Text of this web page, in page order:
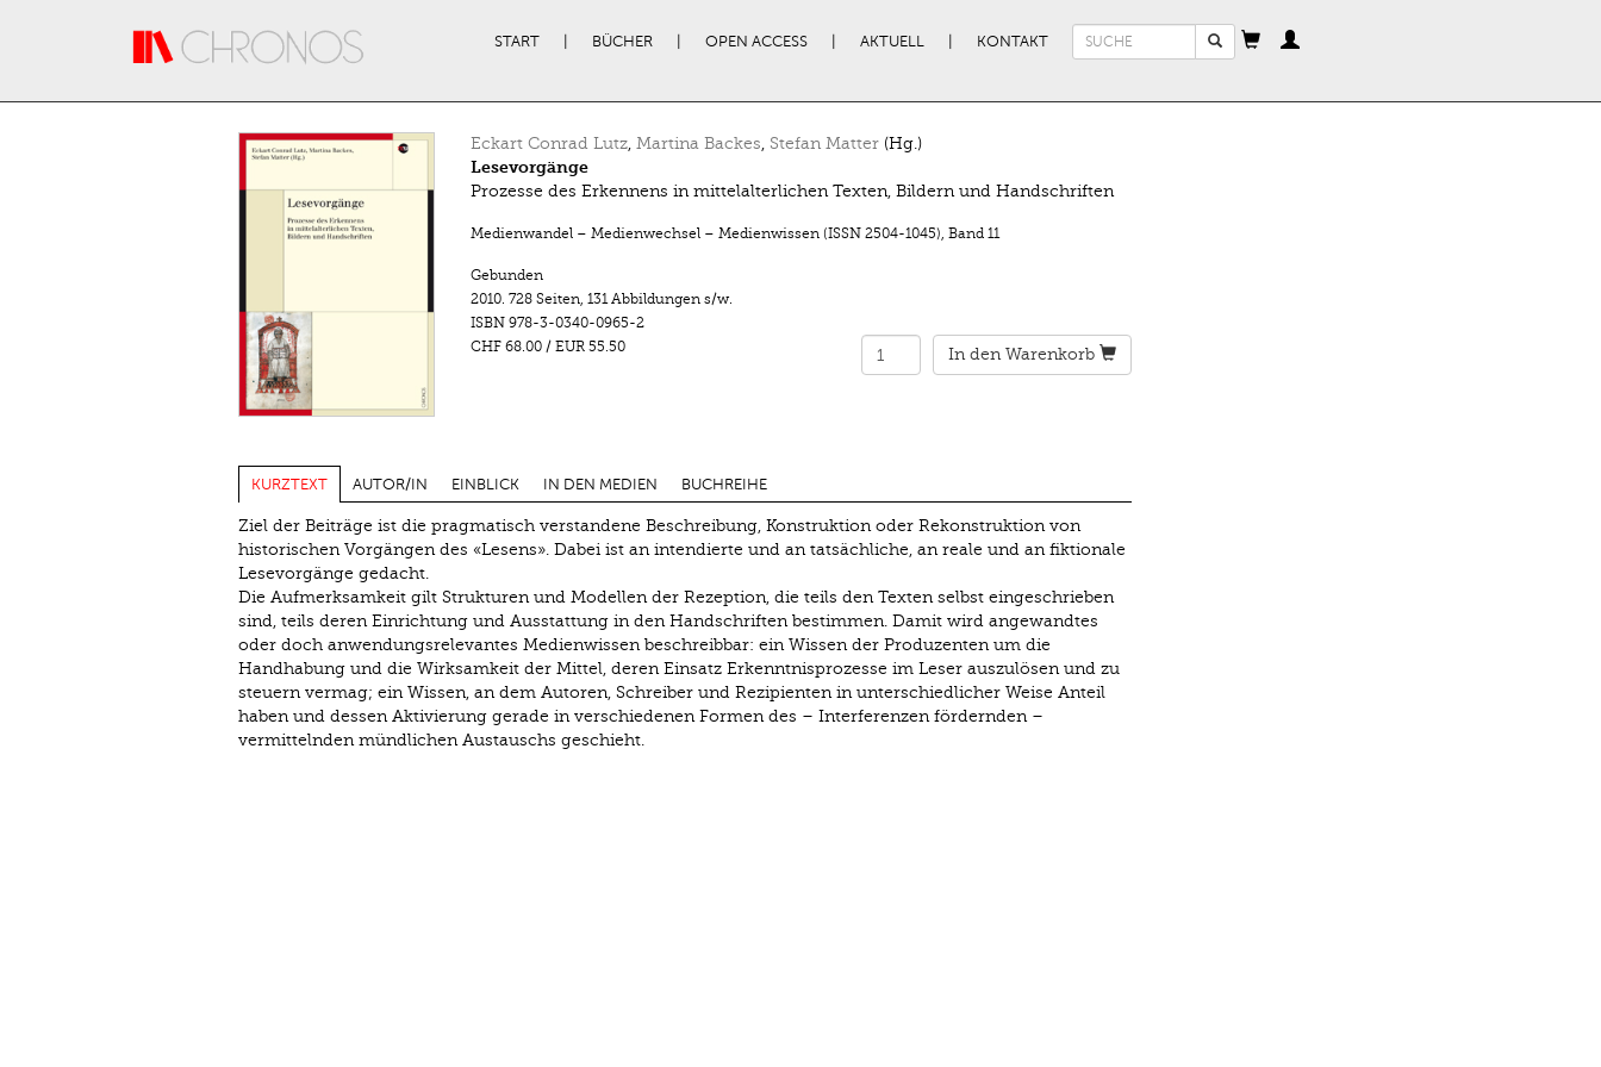
START BÜCHER OPEN ACCESS AKTUELL KONTAKT
Suchformular
Eckart Conrad Lutz, Martina Backes, Stefan Matter(Hg.)
Lesevorgänge
Prozesse des Erkennens in mittelalterlichen Texten, Bildern und Handschriften
Medienwandel – Medienwechsel – Medienwissen (ISSN 2504-1045), Band 11
Gebunden
2010. 728 Seiten, 131 Abbildungen s/w.
ISBN 978-3-0340-0965-2
CHF 68.00/ EUR 55.50 In den Warenkorb
KURZTEXT AUTOR/IN EINBLICK IN DEN MEDIEN BUCHREIHE
Ziel der Beiträge ist die pragmatisch verstandene Beschreibung, Konstruktion oder Rekonstruktion von
historischen Vorgängen des «Lesens». Dabei ist an intendierte und an tatsächliche, an reale und an fiktionale
Lesevorgänge gedacht.
Die Aufmerksamkeit gilt Strukturen und Modellen der Rezeption, die teils den Texten selbst eingeschrieben
sind, teils deren Einrichtung und Ausstattung in den Handschriften bestimmen. Damit wird angewandtes
oder doch anwendungsrelevantes Medienwissen beschreibbar: ein Wissen der Produzenten um die
Handhabung und die Wirksamkeit der Mittel, deren Einsatz Erkenntnisprozesse im Leser auszulösen und zu
steuern vermag; ein Wissen, an dem Autoren, Schreiber und Rezipienten in unterschiedlicher Weise Anteil
haben und dessen Aktivierung gerade in verschiedenen Formen des – Interferenzen fördernden –
vermittelnden mündlichen Austauschs geschieht.